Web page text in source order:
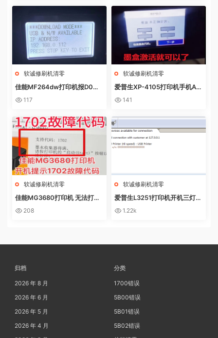
软诚修刷机清零
佳能MF264dw打印机报D0W
NL0AD MODE快速解决方法
117
软诚修刷机清零
爱普生XP-4105打印机手机AP
P上点了更新固件之后不识别墨
141
软诚修刷机清零
佳能MG3680打印机 无法打印
电脑提示错误代码5B02 废墨收
208
软诚修刷机清零
爱普生L3251打印机开机三灯长
亮 无自检动作
1.22k
归档
2026 年 8 月
2026 年 6 月
2026 年 5 月
2026 年 4 月
分类
1700错误
5B00错误
5B01错误
5B02错误